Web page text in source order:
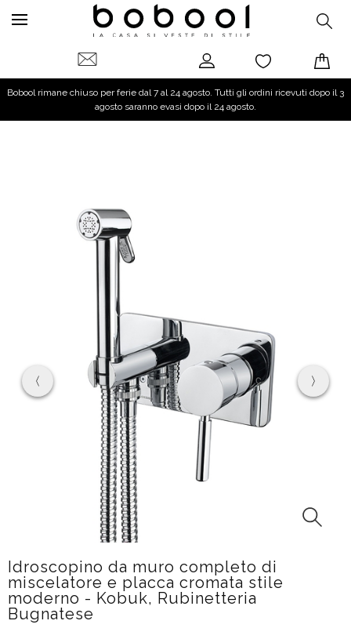
Bobool rimane chiuso per ferie dal 7 al 24 agosto. Tutti gli ordini ricevuti dopo il 3
agosto saranno evasi dopo il 24 agosto.
Idroscopino da muro completo di
miscelatore e placca cromata stile
moderno - Kobuk, Rubinetteria
Bugnatese